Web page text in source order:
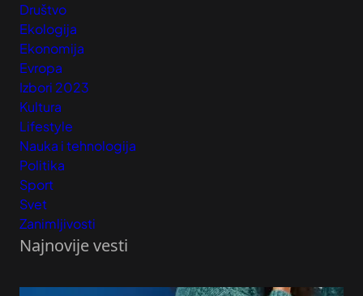
Društvo
Ekologija
Ekonomija
Evropa
Izbori 2023
Kultura
Lifestyle
Nauka i tehnologija
Politika
Sport
Svet
Zanimljivosti
Najnovije vesti